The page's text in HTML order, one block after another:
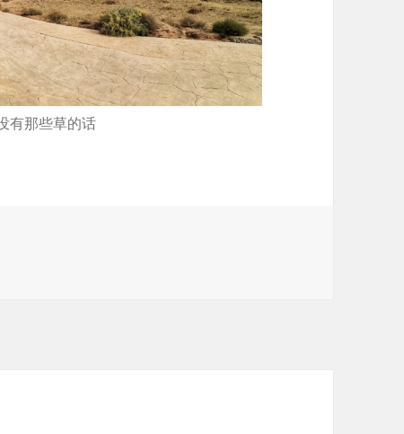
有那些草的话